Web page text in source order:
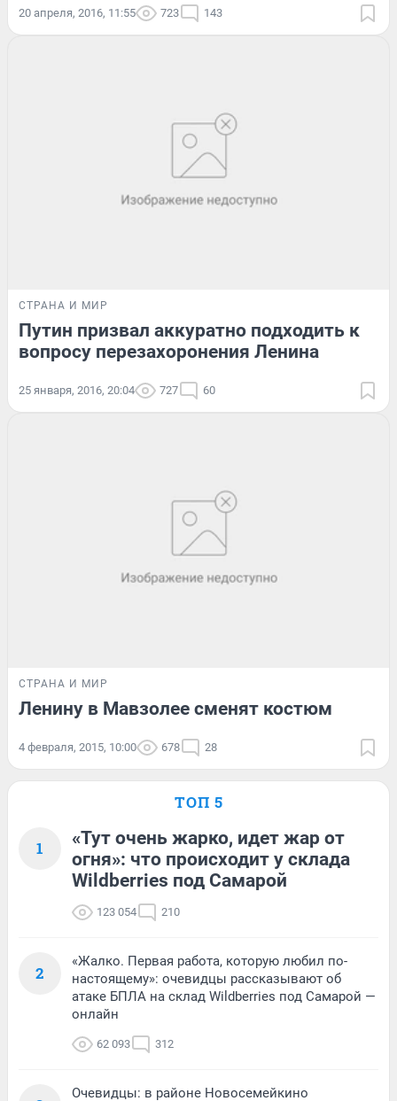
20 апреля, 2016, 11:55 723 143
СТРАНА И МИР
Путин призвал аккуратно подходить к
вопросу перезахоронения Ленина
25 января, 2016, 20:04 727 60
СТРАНА И МИР
Ленину в Мавзолее сменят костюм
4 февраля, 2015, 10:00 678 28
ТОП 5
1
«Тут очень жарко, идет жар от
огня»: что происходит у склада
Wildberries под Самарой
123 054 210
2
«Жалко. Первая работа, которую любил по-
настоящему»: очевидцы рассказывают об
атаке БПЛА на склад Wildberries под Самарой —
онлайн
62 093 312
Очевидцы: в районе Новосемейкино